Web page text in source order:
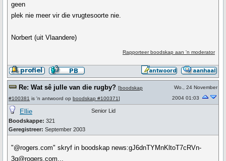
geen
plek nie meer vir die vrugtesoorte nie.
Norbert (uit Vlaandere)
Rapporteer boodskap aan 'n moderator
Re: Wat sê julle van die rugby? [boodskap
#100381 is 'n antwoord op boodskap #100371]
Wo., 24 November
2004 01:03
Ellie
Boodskappe: 321
Geregistreer: September 2003
Senior Lid
"@rogers.com" skryf in boodskap news:gJ6dnTYMnKltoT7cRVn-
3g@rogers.com...